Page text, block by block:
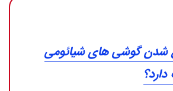
شدن گوشی های شیائومی